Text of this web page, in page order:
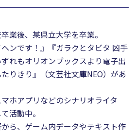
業後、某県立大学を卒業。
ンです！』『ガラクとタビタ 凶手
れもオリオンブックスより電子出
りきり』（文芸社文庫NEO）があ
ホアプリなどのシナリオライタ
活動中。
ら、ゲーム内データやテキスト作